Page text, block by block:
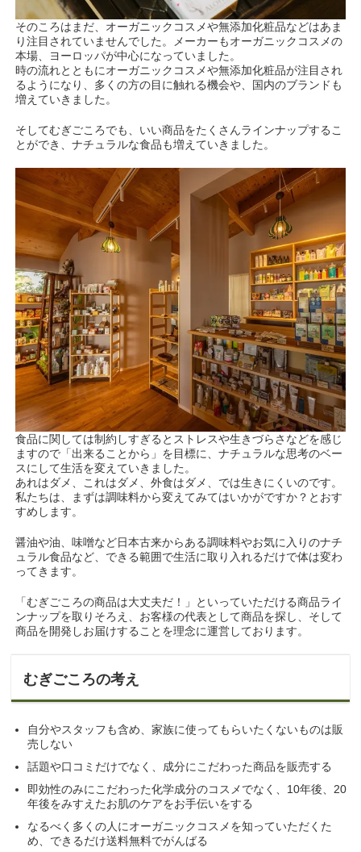
そのころはまだ、オーガニックコスメや無添加化粧品などはあま
り注目されていませんでした。メーカーもオーガニックコスメの
本場、ヨーロッパが中心になっていました。
時の流れとともにオーガニックコスメや無添加化粧品が注目され
るようになり、多くの方の目に触れる機会や、国内のブランドも
増えていきました。
そしてむぎごころでも、いい商品をたくさんラインナップするこ
とができ、ナチュラルな食品も増えていきました。
食品に関しては制約しすぎるとストレスや生きづらさなどを感じ
ますので「出来ることから」を目標に、ナチュラルな思考のベー
スにして生活を変えていきました。
あれはダメ、これはダメ、外食はダメ、では生きにくいのです。
私たちは、まずは調味料から変えてみてはいかがですか？とおす
すめします。
醤油や油、味噌など日本古来からある調味料やお気に入りのナチ
ュラル食品など、できる範囲で生活に取り入れるだけで体は変わ
ってきます。
「むぎごころの商品は大丈夫だ！」といっていただける商品ライ
ンナップを取りそろえ、お客様の代表として商品を探し、そして
商品を開発しお届けすることを理念に運営しております。
むぎごころの考え
自分やスタッフも含め、家族に使ってもらいたくないものは販
売しない
話題や口コミだけでなく、成分にこだわった商品を販売する
即効性のみにこだわった化学成分のコスメでなく、10年後、20
年後をみすえたお肌のケアをお手伝いをする
なるべく多くの人にオーガニックコスメを知っていただくた
め、できるだけ送料無料でがんばる